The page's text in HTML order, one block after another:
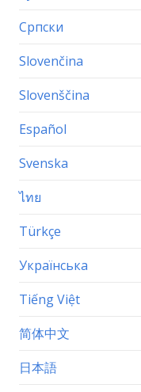
Српски
Slovenčina
Slovenščina
Español
Svenska
ไทย
Türkçe
Українська
Tiếng Việt
简体中文
日本語